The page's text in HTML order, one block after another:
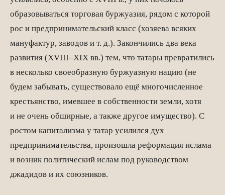
образовываться торговая буржуазия, рядом с которой
рос и предпринимательский класс (хозяева всяких
мануфактур, заводов и т. д.). Закончились два века
развития (XVIII–XIX вв.) тем, что татары превратились
в несколько своеобразную буржуазную нацию (не
будем забывать, существовало ещё многочисленное
крестьянство, имевшее в собственности земли, хотя
и не очень обширные, а также другое имущество). С
ростом капитализма у татар усилился дух
предпринимательства, произошла реформация ислама
и возник политический ислам под руководством
джадидов и их союзников.